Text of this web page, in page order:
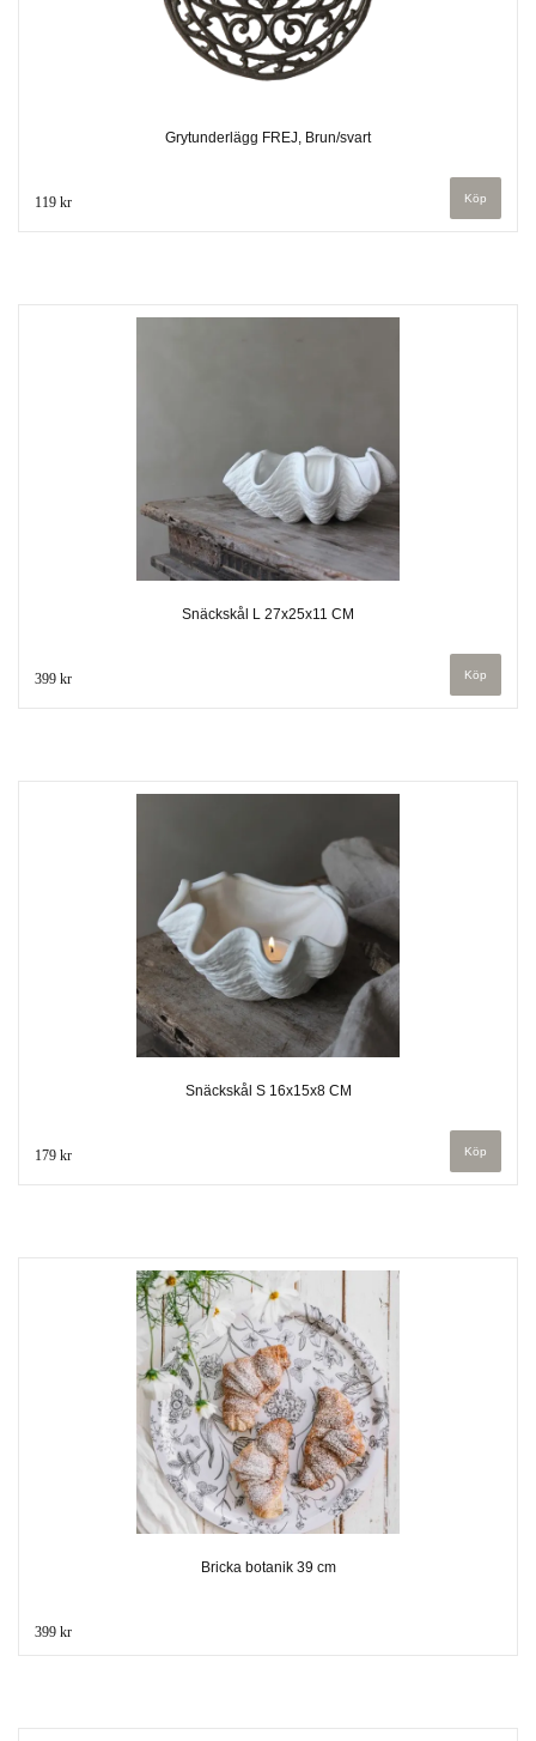
Grytunderlägg FREJ, Brun/svart
119 kr
Snäckskål L 27x25x11 CM
399 kr
Snäckskål S 16x15x8 CM
179 kr
Bricka botanik 39 cm
399 kr